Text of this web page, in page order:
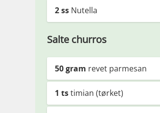
2ss Nutella
Salte churros
50gram revet parmesan
1 tstimian (tørket)